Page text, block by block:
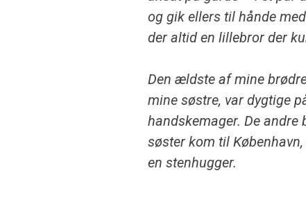
og gik ellers til hånde
der altid en lillebror der
Den ældste af mine
mine søstre, var dygtige
handskemager. De
søster kom til
enstenhugger.